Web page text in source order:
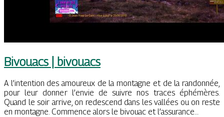
Bivouacs | bivouacs
A l’intention des amoureux de la montagne et de la randonnée,
pour leur donner l’envie de suivre nos traces éphémères.
Quand le soir arrive, on redescend dans les vallées ou on reste
en montagne. Commence alors le bivouac et l’assurance…